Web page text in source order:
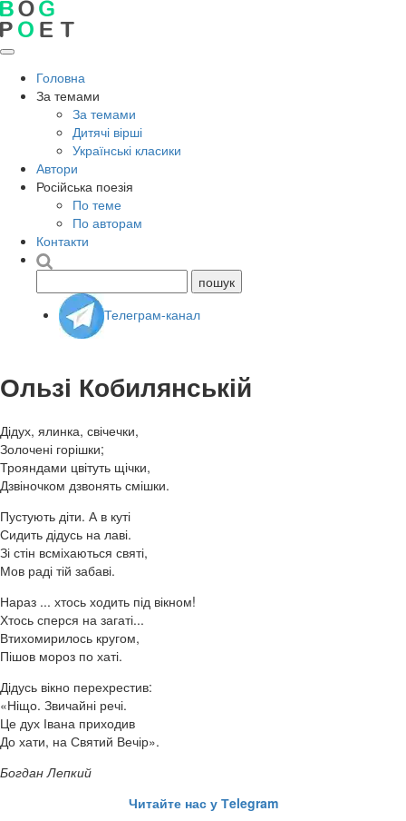
Головна
За темами
За темами
Дитячі вірші
Українські класики
Автори
Російська поезія
По теме
По авторам
Контакти
Телеграм-канал
Ользі Кобилянській
Дідух, ялинка, свічечки,
Золочені горішки;
Трояндами цвітуть щічки,
Дзвіночком дзвонять смішки.
Пустують діти. А в куті
Сидить дідусь на лаві.
Зі стін всміхаються святі,
Мов раді тій забаві.
Нараз ... хтось ходить під вікном!
Хтось сперся на загаті...
Втихомирилось кругом,
Пішов мороз по хаті.
Дідусь вікно перехрестив:
«Ніщо. Звичайні речі.
Це дух Івана приходив
До хати, на Святий Вечір».
Богдан Лепкий
Читайте нас у Тelegram